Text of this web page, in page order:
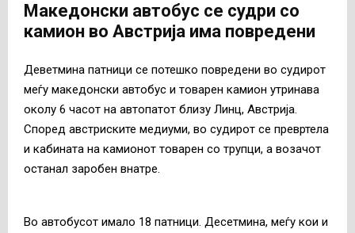
Македонски автобус се судри со
камион во Австрија има повредени
Деветмина патници се потешко повредени во судирот
меѓу македонски автобус и товарен камион утринава
околу 6 часот на автопатот близу Линц, Австрија.
Според австриските медиуми, во судирот се превртела
и кабината на камионот товарен со трупци, а возачот
останал заробен внатре.
Во автобусот имало 18 патници. Десетмина, меѓу кои и